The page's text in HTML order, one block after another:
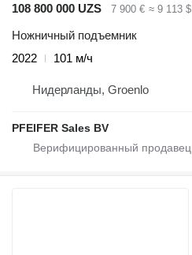
108 800 000 UZS 7 900 € ≈ 9 113 $
Ножничный подъемник
2022
101 м/ч
Нидерланды, Groenlo
PFEIFER Sales BV